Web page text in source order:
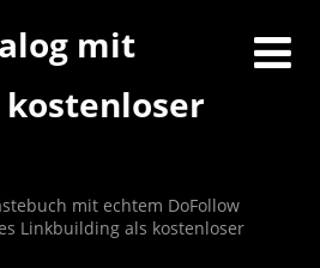
mit
kostenloser
mit echtem DoFollow
Linkbuilding als kostenloser